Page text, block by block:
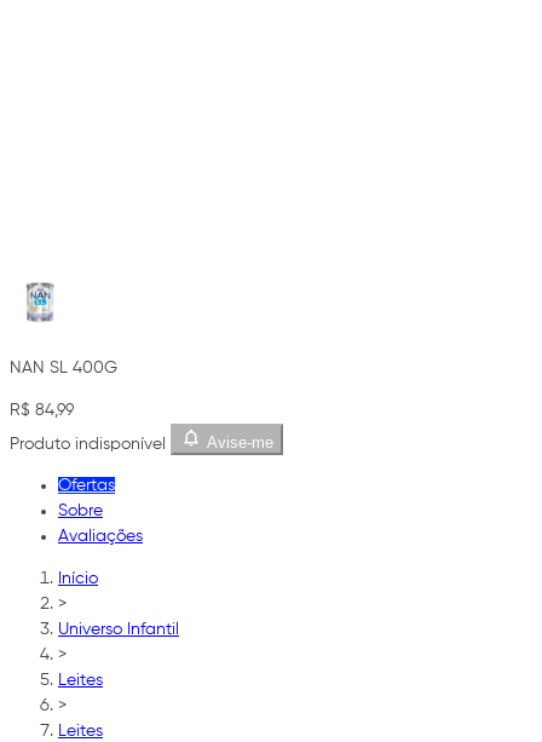
NAN SL 400G
R$ 84,99
Produto indisponível
Avise-me
Ofertas
Sobre
Avaliações
Início
>
Universo Infantil
>
Leites
>
Leites